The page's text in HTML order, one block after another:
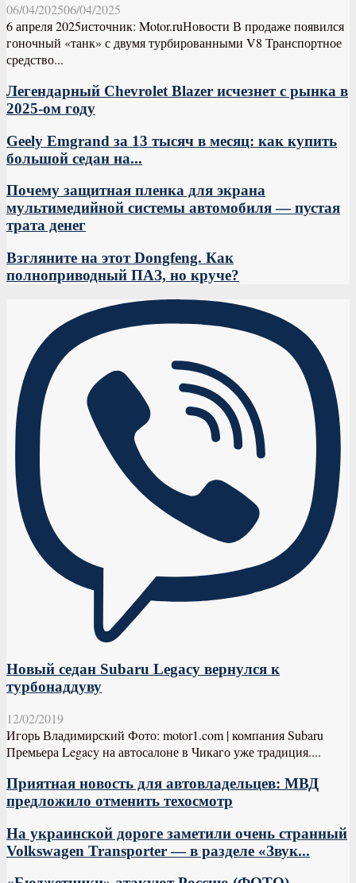
06/04/202506/04/2025
6 апреля 2025источник: Motor.ruНовости В продаже появился
гоночный «танк» с двумя турбированными V8 Транспортное
средство...
Легендарный Chevrolet Blazer исчезнет с рынка в
2025-ом году
Geely Emgrand за 13 тысяч в месяц: как купить
большой седан на...
Почему защитная пленка для экрана
мультимедийной системы автомобиля — пустая
трата денег
Взгляните на этот Dongfeng. Как
полноприводный ПАЗ, но круче?
Новый седан Subaru Legacy вернулся к
турбонаддуву
12/02/2019
Игорь Владимирский Фото: motor1.com | компания Subaru
Премьера Legacy на автосалоне в Чикаго уже традиция....
Приятная новость для автовладельцев: МВД
предложило отменить техосмотр
На украинской дороге заметили очень странный
Volkswagen Transporter — в разделе «Звук...